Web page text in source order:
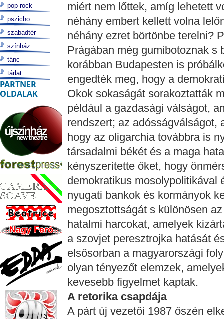
miért nem lőttek, amíg lehetett
néhány embert kellett volna
néhány ezret börtönbe terelni?
Prágában még gumibotoznak s
korábban Budapesten is
engedték meg, hogy a
Okok sokaságát sorakoztatták
például a gazdasági válságot,
rendszert; az adósságválságot,
hogy az oligarchia továbbra is
társadalmi békét és a maga
kényszerítette őket, hogy
demokratikus mosolypolitikával
nyugati bankok és kormányok
megosztottságát s különösen
hatalmi harcokat, amelyek
a szovjet peresztrojka hatását
elsősorban a magyarországi
olyan tényezőt elemzek,
kevesebb figyelmet kaptak.
A retorika csapdája
A párt új vezetői 1987 őszén
pop-rock
pszicho
szabadtér
színház
tánc
tárlat
PARTNER
OLDALAK